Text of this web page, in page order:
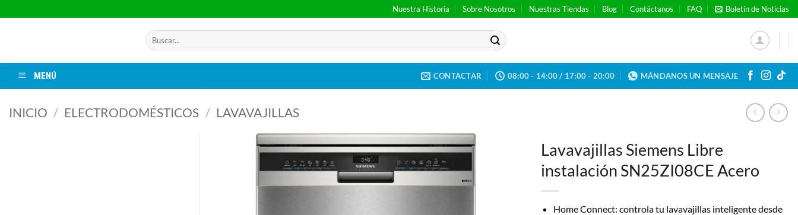
al
Nuestra Historia Sobre Nosotros Nuestras Tiendas Blog Contáctanos FAQ Boletín de Noticias
Buscar
por:
MENÚ CONTACTAR 08:00 - 14:00 / 17:00 - 20:00 MÁNDANOS UN MENSAJE
INICIO / ELECTRODOMÉSTICOS / LAVAVAJILLAS
Lavavajillas Siemens Libre
instalación SN25ZI08CE Acero
Home Connect: controla tu lavavajillas inteligente desde